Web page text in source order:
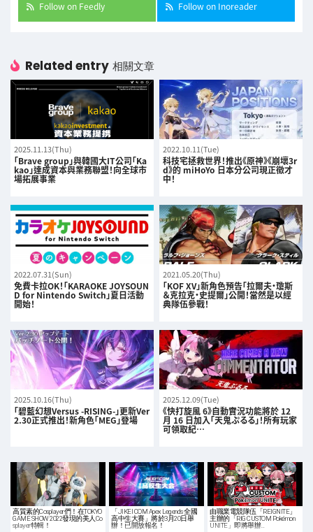
Follow on Feedly Follow on Inoreader
Related entry 相關文章
2025.11.13(Thu)
「Brave group」與韓國大IT公司「Ka
kao」達成資本與業務聯盟！向全球市
場拓展事業
2022.10.11(Tue)
科技宅拯救世界！推出《原神》《崩壞3r
d》的 miHoYo 日本分公司現正徵才
中！
2022.07.31(Sun)
免費卡拉OK！「KARAOKE JOYSOUN
D for Nintendo Switch」夏日活動
開始！
2021.05.20(Thu)
「KOF XV」新角色預告「拉爾夫·瓊斯
＆克拉克·史提爾」公開！當然是以經
典隊伍參戰！
2025.10.16(Thu)
「碧藍幻想Versus -RISING-」更新Ver
2.30正式推出！新角色「MEG」登場
2025.12.09(Tue)
《快打旋風 6》自動實況功能將於 12
月 16 日加入「天鬼ぷるる」！所有玩家
可領取紀…
高質素的Cosplayer們！在TOKYO
GAME SHOW 2022發現的美人Co
splayer特輯！
「JIKEI COM Apex Legends 全國
高中生大賽」將於3月20日舉
辦！已開放報名！
由職業電競隊伍「REIGNITE」
主辦的「RIG CUSTOM Pokémon
UNITE」即將舉辦…